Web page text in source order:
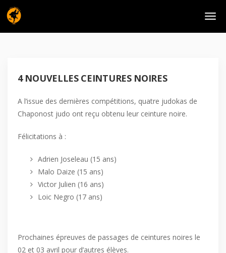
4 NOUVELLES CEINTURES NOIRES
A l’issue des dernières compétitions, quatre judokas de
Chaponost judo ont reçu obtenu leur ceinture noire.
Félicitations à :
Adrien Joseleau (15 ans)
Malo Daize (15 ans)
Victor Julien (16 ans)
Loic Negro (17 ans)
Prochaines épreuves de passages de ceintures noires le
02 et 03 avril pour d’autres élèves.